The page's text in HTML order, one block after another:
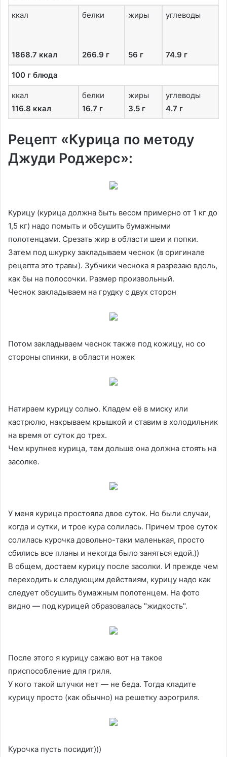
ккал
1868.7 ккал
белки
266.9 г
жиры
56 г
углеводы
74.9 г
100 г блюда
ккал
116.8 ккал
белки
16.7 г
жиры
3.5 г
углеводы
4.7 г
Рецепт «Курица по методу
Джуди Роджерс»:
Курицу (курица должна быть весом примерно от 1 кг до
1,5 кг) надо помыть и обсушить бумажными
полотенцами. Срезать жир в области шеи и попки.
Затем под шкурку закладываем чеснок (в оригинале
рецепта это травы). Зубчики чеснока я разрезаю вдоль,
как бы на полосочки. Размер произвольный.
Чеснок закладываем на грудку с двух сторон
Потом закладываем чеснок также под кожицу, но со
стороны спинки, в области ножек
Натираем курицу солью. Кладем её в миску или
кастрюлю, накрываем крышкой и ставим в холодильник
на время от суток до трех.
Чем крупнее курица, тем дольше она должна стоять на
засолке.
У меня курица простояла двое суток. Но были случаи,
когда и сутки, и трое кура солилась. Причем трое суток
солилась курочка довольно-таки маленькая, просто
сбились все планы и некогда было заняться едой.))
В общем, достаем курицу после засолки. И прежде чем
переходить к следующим действиям, курицу надо как
следует обсушить бумажным полотенцем. На фото
видно — под курицей образовалась "жидкость".
После этого я курицу сажаю вот на такое
приспособление для гриля.
У кого такой штучки нет — не беда. Тогда кладите
курицу просто (как обычно) на решетку аэрогриля.
Курочка пусть посидит)))